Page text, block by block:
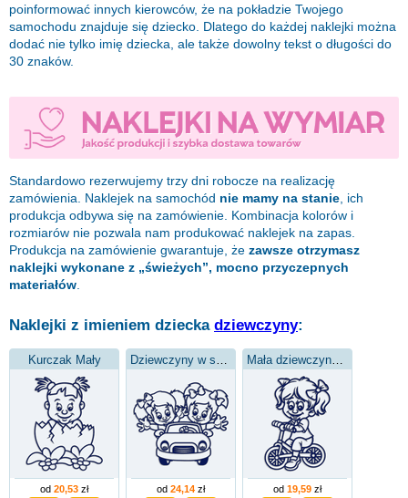
poinformować innych kierowców, że na pokładzie Twojego
samochodu znajduje się dziecko. Dlatego do każdej naklejki można
dodać nie tylko imię dziecka, ale także dowolny tekst o długości do
30 znaków.
Standardowo rezerwujemy trzy dni robocze na realizację
zamówienia. Naklejek na samochód nie mamy na stanie , ich
produkcja odbywa się na zamówienie. Kombinacja kolorów i
rozmiarów nie pozwala nam produkować naklejek na zapas.
Produkcja na zamówienie gwarantuje, że zawsze otrzymasz
naklejki wykonane z „świeżych”, mocno przyczepnych
materiałów
Naklejki z imieniem dziecka dziewczyny:
Kurczak Mały
od 20,53 zł od 24,14 zł od 19,59 zł